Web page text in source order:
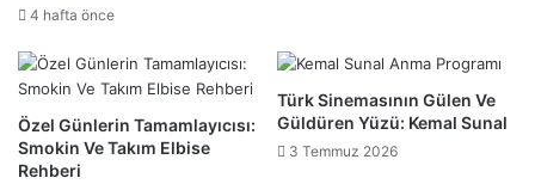
4 hafta önce
Özel Günlerin Tamamlayıcısı:
Smokin Ve Takım Elbise
Rehberi
Türk Sinemasının Gülen Ve
Güldüren Yüzü: Kemal Sunal
3 Temmuz 2026